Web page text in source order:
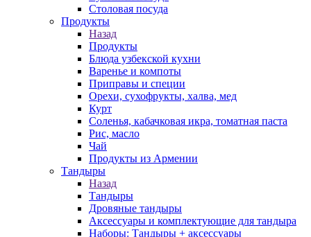
Столовая посуда
Продукты
Назад
Продукты
Блюда узбекской кухни
Варенье и компоты
Приправы и специи
Орехи, сухофрукты, халва, мед
Курт
Соленья, кабачковая икра, томатная паста
Рис, масло
Чай
Продукты из Армении
Тандыры
Назад
Тандыры
Дровяные тандыры
Аксессуары и комплектующие для тандыра
Наборы: Тандыры + аксессуары